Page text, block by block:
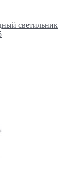
светильник